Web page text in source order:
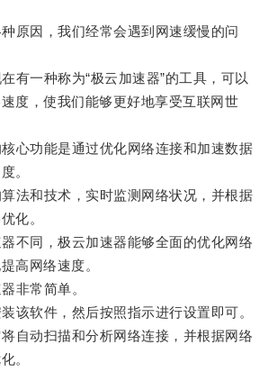
因，我们经常会遇到网速缓慢的问
一种称为“极云加速器”的工具，可以
度，使我们能够更好地享受互联网世
功能是通过优化网络连接和加速数据
。
和技术，实时监测网络状况，并根据
化。
同，极云加速器能够全面的优化网络
高网络速度。
常简单。
软件，然后按照指示进行设置即可。
动扫描和分析网络连接，并根据网络
。